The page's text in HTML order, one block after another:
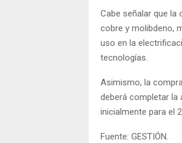
Cabe señalar que
cobre y molibdeno,
uso en la
tecnologías.
Asimismo, la
deberá completar la
inicialmente para el
Fuente: GESTIÓN.